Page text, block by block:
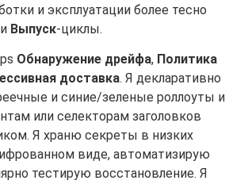
и эксплуатации более тесно
Выпуск-циклы.
Обнаружение дрейфа, Политика
доставка. Я декларативно
и синие/зеленые роллоуты и
или селекторам заголовков
Я храню секреты в низких
виде, автоматизирую
тестирую восстановление. Я